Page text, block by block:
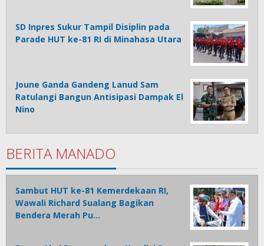
SD Inpres Sukur Tampil Disiplin pada
Parade HUT ke-81 RI di Minahasa Utara
Joune Ganda Gandeng Lanud Sam
Ratulangi Bangun Antisipasi Dampak El
Nino
BERITA MANADO
Sambut HUT ke-81 Kemerdekaan RI,
Wawali Richard Sualang Bagikan
Bendera Merah Pu…